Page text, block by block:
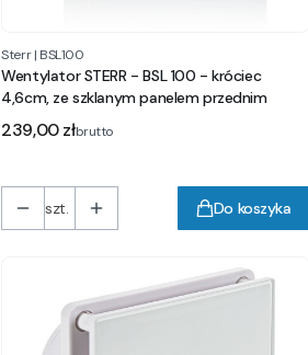
Sterr| BSL100
Wentylator STERR - BSL 100 - króciec
4,6cm, ze szklanym panelem przednim
Cena
239,00 złbrutto
szt. Do koszyka